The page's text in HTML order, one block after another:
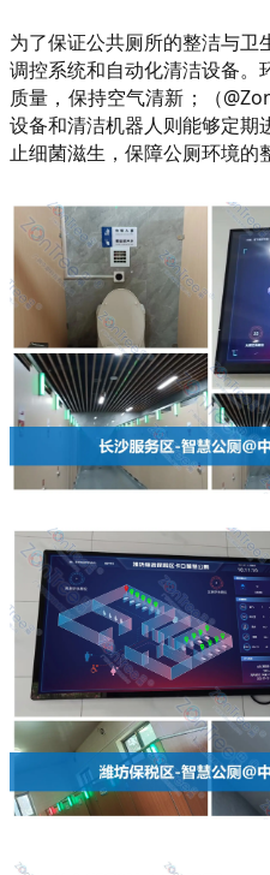
为了保证公共厕所的整洁与
调控系统和自动化清洁设备。
质量，保持空气清新；（
设备和清洁机器人则能够定期
止细菌滋生，保障公厕环境的